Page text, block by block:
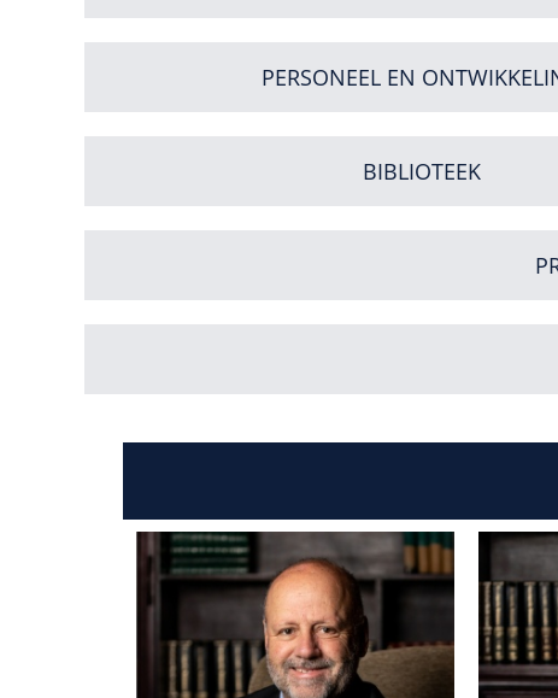
PERSONEEL EN
BIBLIOTEEK